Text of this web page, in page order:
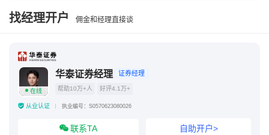
找经理开户 佣金和经理直接谈
在线
华泰证券经理 证券经理
帮助10万+人 好评4.1万+
从业认证 执业编号：S0570623080026
联系TA 自助开户>